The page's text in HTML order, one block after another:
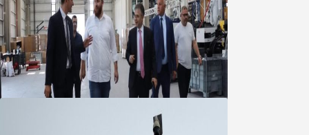
Marmara OSB Müteşebbis Heyeti
Toplantısı gerçekleştirildi
05 Ağustos 2026